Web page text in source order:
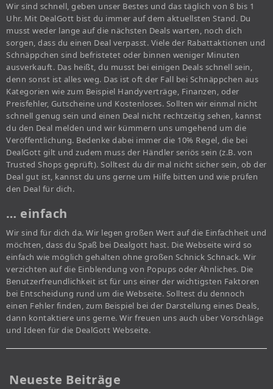
Wir sind schnell, geben unser Bestes und das täglich von 8 bis 1
Uhr. Mit DealGott bist du immer auf dem aktuellsten Stand. Du
musst weder lange auf die nächsten Deals warten, noch dich
sorgen, dass du einen Deal verpasst. Viele der Rabattaktionen und
Schnäppchen sind befristetet oder binnen weniger Minuten
ausverkauft. Das heißt, du musst bei einigen Deals schnell sein,
denn sonst ist alles weg. Das ist oft der Fall bei Schnäppchen aus
Kategorien wie zum Beispiel Handyverträge, Finanzen, oder
Preisfehler, Gutscheine und Kostenloses. Sollten wir einmal nicht
schnell genug sein und einen Deal nicht rechtzeitig sehen, kannst
du den Deal melden und wir kümmern uns umgehend um die
Veröffentlichung. Bedenke dabei immer die 10% Regel, die bei
DealGott gilt und zudem muss der Händler seriös sein (z.B. von
Trusted Shops geprüft). Solltest du dir mal nicht sicher sein, ob der
Deal gut ist, kannst du uns gerne um Hilfe bitten und wie prüfen
den Deal für dich.
… einfach
Wir sind für dich da. Wir legen großen Wert auf die Einfachheit und
möchten, dass du Spaß bei Dealgott hast. Die Webseite wird so
einfach wie möglich gehalten ohne großen Schnick Schnack. Wir
verzichten auf die Einblendung von Popups oder Ähnliches. Die
Benutzerfreundlichkeit ist für uns einer der wichtigsten Faktoren
bei Entscheidung rund um die Webseite. Solltest du dennoch
einen Fehler finden, zum Beispiel bei der Darstellung eines Deals,
dann kontaktiere uns gerne. Wir freuen uns auch über Vorschläge
und Ideen für die DealGott Webseite.
Neueste Beiträge